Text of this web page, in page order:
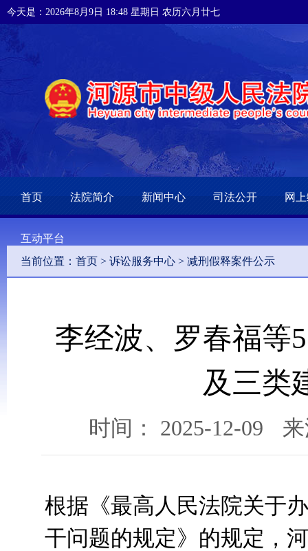
今天是：2026年8月9日 18:48 星期日 农历六月廿七
首页 法院简介 新闻中心 司法公开 网
互动平台
当前位置： 首页 > 诉讼服务中心 > 减刑假释案件公示
李经波、罗春福等
及三类
时间： 2025-12-09
根据《最高人民法院关于
干问题的规定》的规定，